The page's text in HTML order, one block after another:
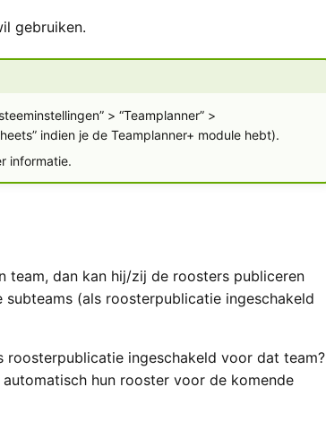
gebruiken.
> “Teamplanner” >
indien je de Teamplanner+ module hebt).
informatie.
team, dan kan hij/zij de roosters publiceren
(als roosterpublicatie ingeschakeld
roosterpublicatie ingeschakeld voor dat team?
hun rooster voor de komende